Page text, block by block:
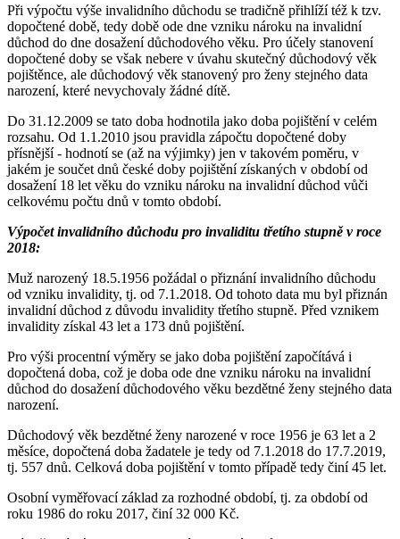
Při výpočtu výše invalidního důchodu se tradičně přihlíží též k tzv.
dopočtené době, tedy době ode dne vzniku nároku na invalidní
důchod do dne dosažení důchodového věku. Pro účely stanovení
dopočtené doby se však nebere v úvahu skutečný důchodový věk
pojištěnce, ale důchodový věk stanovený pro ženy stejného data
narození, které nevychovaly žádné dítě.
Do 31.12.2009 se tato doba hodnotila jako doba pojištění v celém
rozsahu. Od 1.1.2010 jsou pravidla zápočtu dopočtené doby
přísnější - hodnotí se (až na výjimky) jen v takovém poměru, v
jakém je součet dnů české doby pojištění získaných v období od
dosažení 18 let věku do vzniku nároku na invalidní důchod vůči
celkovému počtu dnů v tomto období.
Výpočet invalidního důchodu pro invaliditu třetího stupně v roce
2018:
Muž narozený 18.5.1956 požádal o přiznání invalidního důchodu
od vzniku invalidity, tj. od 7.1.2018. Od tohoto data mu byl přiznán
invalidní důchod z důvodu invalidity třetího stupně. Před vznikem
invalidity získal 43 let a 173 dnů pojištění.
Pro výši procentní výměry se jako doba pojištění započítává i
dopočtená doba, což je doba ode dne vzniku nároku na invalidní
důchod do dosažení důchodového věku bezdětné ženy stejného data
narození.
Důchodový věk bezdětné ženy narozené v roce 1956 je 63 let a 2
měsíce, dopočtená doba žadatele je tedy od 7.1.2018 do 17.7.2019,
tj. 557 dnů. Celková doba pojištění v tomto případě tedy činí 45 let.
Osobní vyměřovací základ za rozhodné období, tj. za období od
roku 1986 do roku 2017, činí 32 000 Kč.